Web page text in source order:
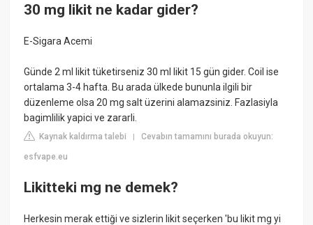
30 mg likit ne kadar gider?
E-Sigara Acemi
Günde 2 ml likit tüketirseniz 30 ml likit 15 gün gider. Coil ise
ortalama 3-4 hafta. Bu arada ülkede bununla ilgili bir
düzenleme olsa 20 mg salt üzerini alamazsiniz. Fazlasiyla
bagimlilik yapici ve zararli.
Kaynak kaldırma talebi |Cevabın tamamını burada okuyun:
esfvape.eu
Likitteki mg ne demek?
Herkesin merak ettiği ve sizlerin likit seçerken 'bu likit mg yi